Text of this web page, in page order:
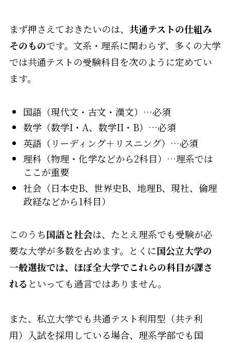
まず押さえておきたいのは、 共通テストの仕組み
そのものです。文系・理系に関わらず、多くの大学
では共通テストの受験科目を次のように定めてい
ます。
国語（現代文・古文・漢文）…必須
数学（数学I・A、数学II・B）…必須
英語（リーディング＋リスニング）…必須
理科（物理・化学などから2科目）…理系では
ここが重要
社会（日本史B、世界史B、地理B、現社、倫理
政経などから1科目）
このうち国語と社会は、たとえ理系でも受験が必
要な大学が多数を占めます。とくに国公立大学の
一般選抜では、ほぼ全大学でこれらの科目が課さ
れる といっても過言ではありません。
また、私立大学でも共通テスト利用型（共テ利
用）入試を採用している場合、理系学部でも国